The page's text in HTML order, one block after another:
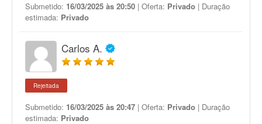
Submetido: 16/03/2025 às 20:50 | Oferta: Privado | Duração
estimada: Privado
Carlos A.
Rejeitada
Submetido: 16/03/2025 às 20:47 | Oferta: Privado | Duração
estimada: Privado